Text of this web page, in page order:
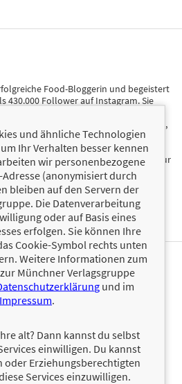
Food-Bloggerin und begeistert
430.000 Follower auf Instagram. Sie
in 8 Monaten abgenommen – ohne zu
Sie hat sich darauf spezialisiert,
Kalorien klingen, in leichte und
Julia möchte zeigen, wie einfach es
Tricks den Weg zu seiner Traumfigur
zu müssen.
Neuerscheinungen und
werden.
dem aktuellen Stand über das
Verlagsgruppe.Tragen Sie sich
und ähnliche Technologien
Ihr Verhalten besser kennen
wir personenbezogene
Adresse (anonymisiert durch
bleiben auf den Servern der
Die Datenverarbeitung
oder auf Basis eines
erfolgen. Sie können Ihre
Cookie-Symbol rechts unten
Weitere Informationen zum
Münchner Verlagsgruppe
und im
Impressum.
alt? Dann kannst du selbst
einwilligen. Du kannst
oder Erziehungsberechtigten
Services einzuwilligen.